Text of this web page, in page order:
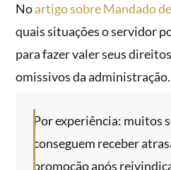
Noartigo sobre Mandado
quais situações o servidor
para fazer valer seus
omissivos da administração.
Por experiência: muitos
conseguem receber
promoção após